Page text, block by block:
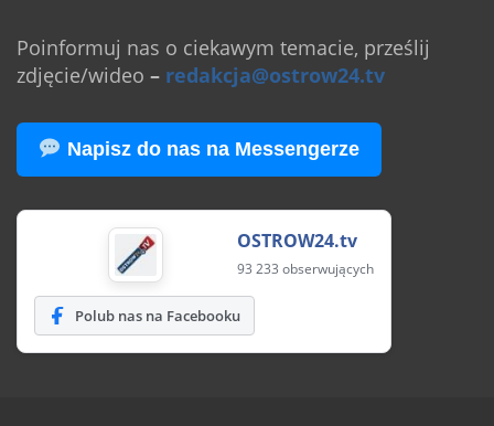
Poinformuj nas o ciekawym temacie, prześlij
zdjęcie/wideo – redakcja@ostrow24.tv
Napisz do nas na Messengerze
OSTROW24.tv
93 233 obserwujących
Polub nas na Facebooku